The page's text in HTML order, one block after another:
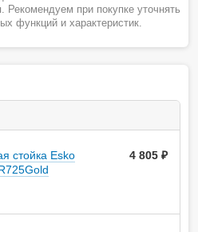
Рекомендуем при покупке уточнять
функций и характеристик.
cтойка Esko
4 805